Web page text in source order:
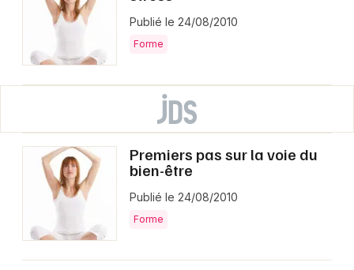
Publié le 24/08/2010
Forme
Premiers pas sur la voie du
bien-être
Publié le 24/08/2010
Forme